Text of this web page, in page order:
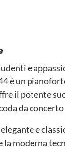
e
è un
il potente
da concerto
e
la moderna